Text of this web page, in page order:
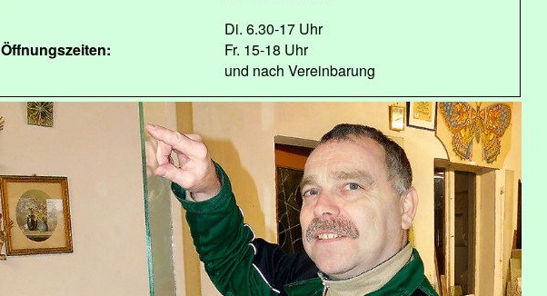
Öffnungszeiten:
Di. 6.30-17 Uhr
Fr. 15-18 Uhr
und nach Vereinbarung